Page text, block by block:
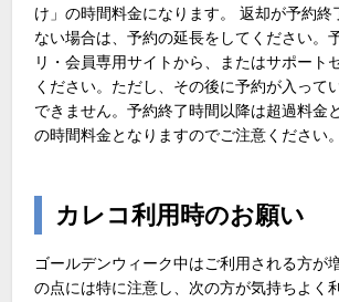
け」の時間料金になります。 返却が予約終
ない場合は、予約の延長をしてください。
リ・会員専用サイトから、またはサポート
ください。ただし、その後に予約が入って
できません。予約終了時間以降は超過料金
の時間料金となりますのでご注意ください。
カレコ利用時のお願い
ゴールデンウィーク中はご利用される方が
の点には特に注意し、次の方が気持ちよく